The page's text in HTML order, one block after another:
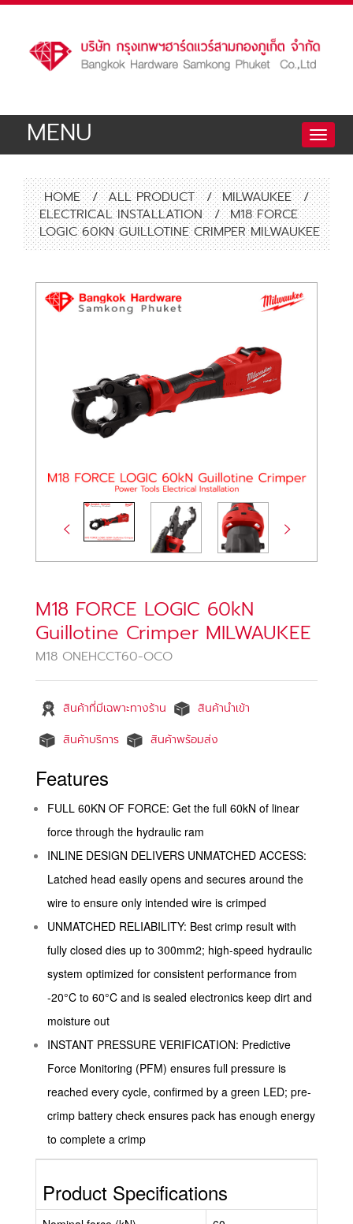
Toggle
MENU
HOME / ALL PRODUCT / MILWAUKEE
/
ELECTRICAL INSTALLATION
/ M18 FORCE
LOGIC 60KN GUILLOTINE CRIMPER MILWAUKEE
M18 FORCE LOGIC 60kN
Guillotine Crimper MILWAUKEE
M18 ONEHCCT60-OCO
สินค้าที่มีเฉพาะทางร้าน
สินค้านำเข้า
สินค้าบริการ
สินค้าพร้อมส่ง
Features
FULL 60KN OF FORCE: Get the full 60kN of linear
force through the hydraulic ram
INLINE DESIGN DELIVERS UNMATCHED ACCESS:
Latched head easily opens and secures around the
wire to ensure only intended wire is crimped
UNMATCHED RELIABILITY: Best crimp result with
fully closed dies up to 300mm2; high-speed hydraulic
system optimized for consistent performance from
-20°C to 60°C and is sealed electronics keep dirt and
moisture out
INSTANT PRESSURE VERIFICATION: Predictive
Force Monitoring (PFM) ensures full pressure is
reached every cycle, confirmed by a green LED; pre-
crimp battery check ensures pack has enough energy
to complete a crimp
Product Specifications